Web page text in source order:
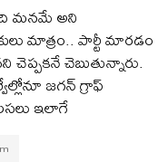
మనమే అని
మాత్రం.. పార్టీ మారడం
చెప్పకనే చెబుతున్నారు.
జగన్‌ గ్రాఫ్‌
ఇలాగే